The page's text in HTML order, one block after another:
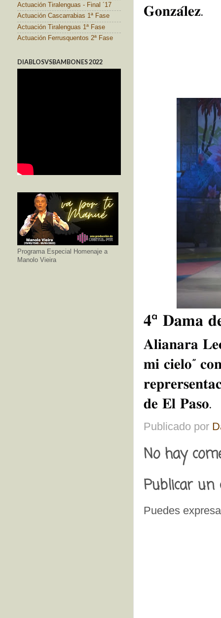
𝐆𝐨𝐧𝐳𝐚́𝐥𝐞𝐳.
𝟒ª 𝐃𝐚𝐦𝐚
𝐀𝐥𝐢𝐚𝐧𝐚𝐫𝐚
𝐦𝐢 𝐜𝐢𝐞𝐥𝐨”
𝐝𝐞 𝐄𝐥 𝐏𝐚𝐬𝐨.
Publicado por
No hay
Publicar
Puedes
Actuación Tiralenguas - Final ´17
Actuación Cascarrabias 1ª Fase
Actuación Tiralenguas 1ª Fase
Actuación Ferrusquentos 2ª Fase
DIABLOSVSBAMBONES 2022
Programa Especial Homenaje a
Manolo Vieira